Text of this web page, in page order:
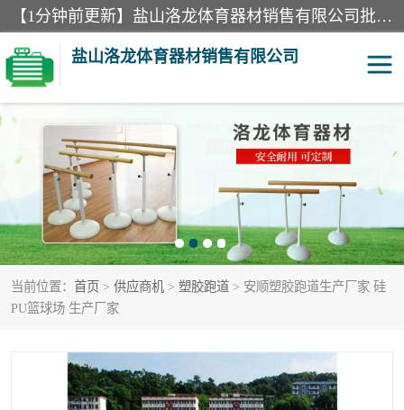
【1分钟前更新】盐山洛龙体育器材销售有限公司批量供应：300米障碍器材、400米障碍器材、部队训练器材、双杠、体操垫、舞蹈把杆等产品。盐山洛龙体育器材销售有限公司经过多年的发展，集研发，生产，销售，售后服务为一体. 奉行“质量，信誉，服务”的宗旨，以开拓创新的精神和真诚守信的态度积极进取。
盐山洛龙体育器材销售有限公司
当前位置： 首页 > 供应商机 > 塑胶跑道 > 安顺塑胶跑道生产厂家 硅
PU篮球场 生产厂家
单双杠 舞蹈把杆
400米障碍器材 体操垫
300米障碍器材 攀爬架
塑胶跑道 400米障碍器材1